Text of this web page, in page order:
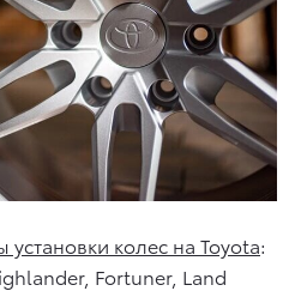
установки колес на Toyota:
Fortuner, Land